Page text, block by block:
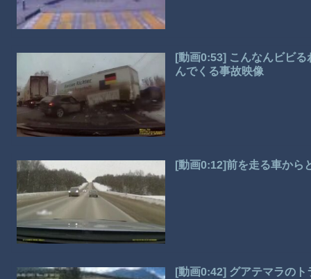
[動画0:53] こんなんビビ
んでくる事故映像
[動画0:12]前を走る車から
[動画0:42] グアテマラの